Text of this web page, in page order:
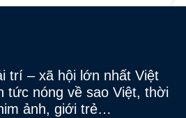
trí – xã hội lớn nhất Việt
tức nóng về sao Việt, thời
ảnh, giới trẻ…